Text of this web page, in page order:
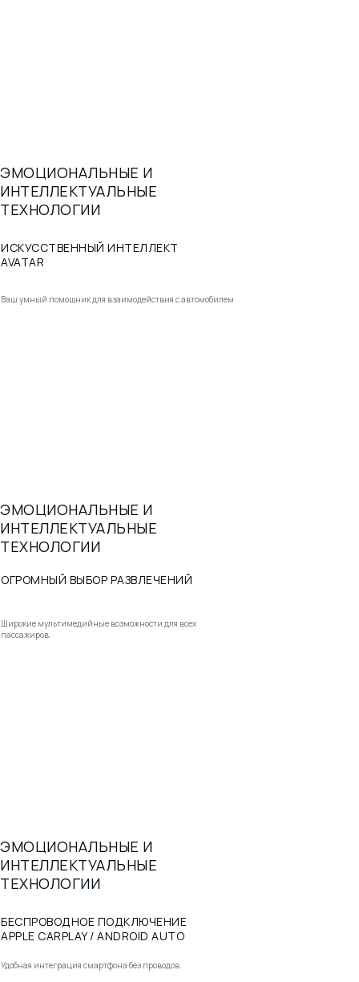
ЭМОЦИОНАЛЬНЫЕ И
ИНТЕЛЛЕКТУАЛЬНЫЕ
ТЕХНОЛОГИИ
ИСКУССТВЕННЫЙ ИНТЕЛЛЕКТ
AVATAR
Ваш умный помощник для взаимодействия с автомобилем
ЭМОЦИОНАЛЬНЫЕ И
ИНТЕЛЛЕКТУАЛЬНЫЕ
ТЕХНОЛОГИИ
ОГРОМНЫЙ ВЫБОР РАЗВЛЕЧЕНИЙ
Широкие мультимедийные возможности для всех
пассажиров.
ЭМОЦИОНАЛЬНЫЕ И
ИНТЕЛЛЕКТУАЛЬНЫЕ
ТЕХНОЛОГИИ
БЕСПРОВОДНОЕ ПОДКЛЮЧЕНИЕ
APPLE CARPLAY / ANDROID AUTO
Удобная интеграция смартфона без проводов.